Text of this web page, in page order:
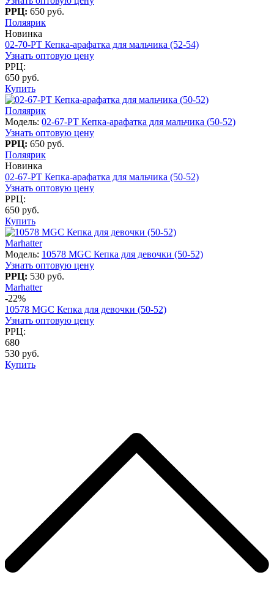
РРЦ: 650 руб.
Поляярик
Новинка
02-70-PT Кепка-арафатка для мальчика (52-54)
Узнать оптовую цену
РРЦ:
650 руб.
Купить
Поляярик
Модель: 02-67-PT Кепка-арафатка для мальчика (50-52)
Узнать оптовую цену
РРЦ: 650 руб.
Поляярик
Новинка
02-67-PT Кепка-арафатка для мальчика (50-52)
Узнать оптовую цену
РРЦ:
650 руб.
Купить
Marhatter
Модель: 10578 MGC Кепка для девочки (50-52)
Узнать оптовую цену
РРЦ: 530 руб.
Marhatter
-22%
10578 MGC Кепка для девочки (50-52)
Узнать оптовую цену
РРЦ:
680
530 руб.
Купить